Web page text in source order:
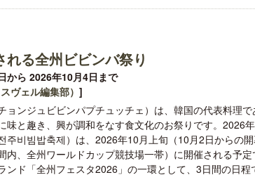
れる全州ビビンバ祭り
から 2026年10月4日まで
ヴェル編集部） ]
ョンジュビビンパプチュッチェ）は、韓国の代表料理で
味と趣き、興が調和をなす食文化のお祭りです。2026
주비빔밥축제）は、2026年10月上旬（10月2日からの
内、全州ワールドカップ競技場一帯）に開催される予定
ンド「全州フェスタ2026」の一環として、3日間の日程